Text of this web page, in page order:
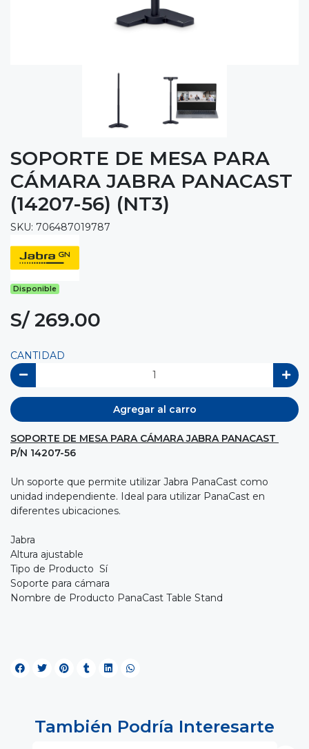
SOPORTE DE MESA PARA
CÁMARA JABRA PANACAST
(14207-56) (NT3)
SKU: 706487019787
Disponible
S/ 269.00
CANTIDAD
Agregar al carro
SOPORTE DE MESA PARA CÁMARA JABRA PANACAST
P/N 14207-56
Un soporte que permite utilizar Jabra PanaCast como
unidad independiente. Ideal para utilizar PanaCast en
diferentes ubicaciones.
Jabra
Altura ajustable
Tipo de Producto Sí
Soporte para cámara
Nombre de Producto PanaCast Table Stand
También Podría Interesarte